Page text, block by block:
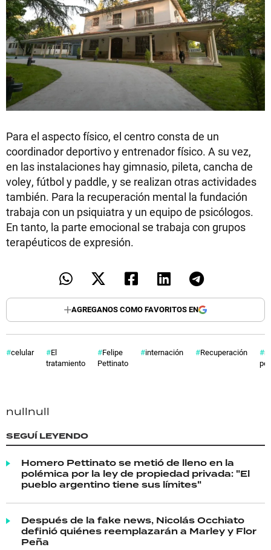
Para el aspecto físico, el centro consta de un
coordinador deportivo y entrenador físico. A su vez,
en las instalaciones hay gimnasio, pileta, cancha de
voley, fútbol y paddle, y se realizan otras actividades
también. Para la recuperación mental la fundación
trabaja con un psiquiatra y un equipo de psicólogos.
En tanto, la parte emocional se trabaja con grupos
terapéuticos de expresión.
AGREGANOS COMO FAVORITOS EN
celular
El
tratamiento
Felipe
Pettinato
internación Recuperación
nullnull
SEGUÍ LEYENDO
Homero Pettinato se metió de lleno en la
polémica por la ley de propiedad privada: "El
pueblo argentino tiene sus límites"
Después de la fake news, Nicolás Occhiato
definió quiénes reemplazarán a Marley y Flor
Peña